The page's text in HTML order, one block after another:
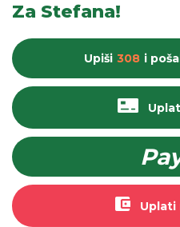
Za Stefana!
Uplati
Upiši 308 i